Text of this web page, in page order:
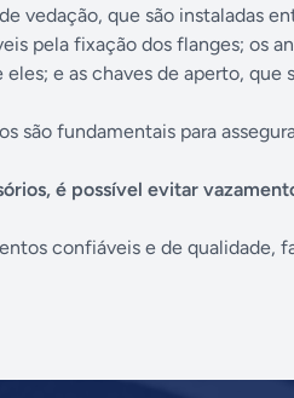
vedação, que são instaladas
pela fixação dos flanges; os
e as chaves de aperto,
são fundamentais para
é possível evitar
confiáveis e de qualidade,